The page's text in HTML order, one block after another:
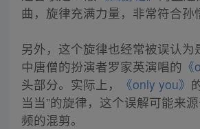
曲，旋律充满力量，非常符合孙
另外，这个旋律也经常被误认为
中唐僧的扮演者罗家英演唱的
头部分。实际上，
《only you》
当当”的旋律，这个误解可能来
频的混剪。